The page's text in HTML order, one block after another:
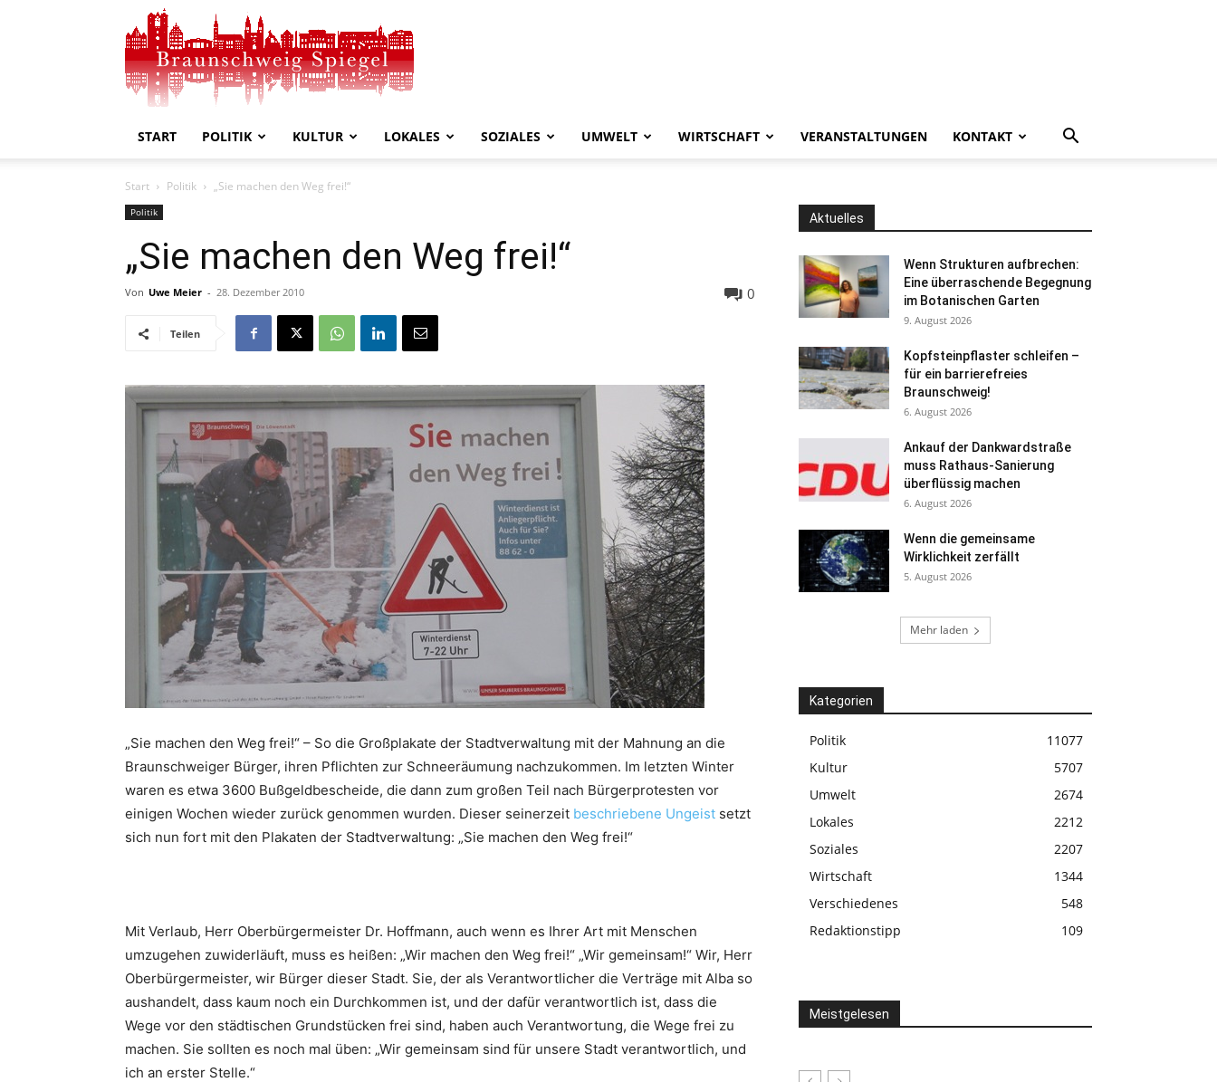
Spiegel
START POLITIK KULTUR LOKALES SOZIALES UMWELT WIRTSCHAFT VERANSTALTUNGEN KONTAKT
Start Politik „Sie machen den Weg frei!“
Politik
„Sie machen den Weg frei!“
Von Uwe Meier - 28. Dezember 2010 0
Teilen
„Sie machen den Weg frei!“ – So die Großplakate der Stadtverwaltung mit der Mahnung an die
Braunschweiger Bürger, ihren Pflichten zur Schneeräumung nachzukommen. Im letzten Winter
waren es etwa 3600 Bußgeldbescheide, die dann zum großen Teil nach Bürgerprotesten vor
einigen Wochen wieder zurück genommen wurden. Dieser seinerzeit beschriebene Ungeist setzt
sich nun fort mit den Plakaten der Stadtverwaltung: „Sie machen den Weg frei!“
Mit Verlaub, Herr Oberbürgermeister Dr. Hoffmann, auch wenn es Ihrer Art mit Menschen
umzugehen zuwiderläuft, muss es heißen: „Wir machen den Weg frei!“ „Wir gemeinsam!“ Wir, Herr
Oberbürgermeister, wir Bürger dieser Stadt. Sie, der als Verantwortlicher die Verträge mit Alba so
aushandelt, dass kaum noch ein Durchkommen ist, und der dafür verantwortlich ist, dass die
Wege vor den städtischen Grundstücken frei sind, haben auch Verantwortung, die Wege frei zu
machen. Sie sollten es noch mal üben: „Wir gemeinsam sind für unsere Stadt verantwortlich, und
ich an erster Stelle.“
Aktuelles
Wenn Strukturen aufbrechen:
Eine überraschende Begegnung
im Botanischen Garten
9. August 2026
Kopfsteinpflaster schleifen –
für ein barrierefreies
Braunschweig!
6. August 2026
Ankauf der Dankwardstraße
muss Rathaus-Sanierung
überflüssig machen
6. August 2026
Wenn die gemeinsame
Wirklichkeit zerfällt
5. August 2026
Mehr laden
Kategorien
Politik
11077
Kultur
5707
Umwelt
2674
Lokales
2212
Soziales
2207
Wirtschaft
1344
Verschiedenes
548
Redaktionstipp
109
Meistgelesen